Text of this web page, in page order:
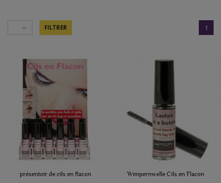
 FILTRER 1
présentoir de cils en flacon Wimpernwelle Cils en Flacon